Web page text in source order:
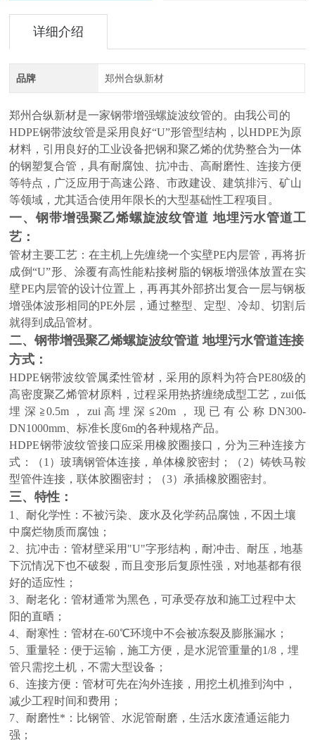
详细介绍
品牌 郑州合纵新材
郑州合纵新材是一家钢带增强螺旋波纹管的。由我公司的
HDPE钢带波纹管是采用良好“U”形管型结构，以HDPE为原
材料，引用良好的工业设备把钢和聚乙烯的优势整合为一体
的钢塑复合管，具有耐腐蚀、抗冲击、高耐磨性、连接方便
等特点，广泛应用于高速公路、市政建设、建筑排污、矿山
等领域，尤其适合使用年限长的大型基础性工程项目。
一、钢带增强聚乙烯螺旋波纹管道 地埋污水管道工
艺：
管材主要工艺：在主机上先缠绕一个实壁PE内层管，再将折
成倒“U”形、涂覆有高性能粘接树脂的钢板增强体放置在实
壁PE内层管的设计位置上，再再其外部挤出复合一层与钢板
增强体波形相同的PE外层，通过整型、定型、冷却、切割后
就得到成品管材。
二、钢带增强聚乙烯螺旋波纹管道 地埋污水管道连接
方式：
HDPE钢带波纹管属柔性管材，采用的原料为符合PE80级的
高密度聚乙烯管材原料，过程采用热挤缠绕成型工艺，zui低
埋深≧0.5m，zui 高埋深≦20m，现已有公称DN300-
DN1000mm、标准长度6m的各种规格产品。
HDPE钢带波纹管接口应采用橡胶圈接口，分为三种连接方
式：（1）玻璃钢管体连接，单体橡胶密封；（2）铸铁马鞍
型管件连接，联体胶圈密封；（3）承插橡胶圈密封。
三、特性：
1、耐化学性：不被污染、废水及化学药品腐蚀，不因土壤
中腐烂物质而腐蚀；
2、抗冲击：管材壁采用"U"字形结构，耐冲击、耐压，地基
下沉情况下也不破裂，而且变形后复原性强，对地基都有很
好的适应性；
3、耐老化：管材通常为黑色，可承受存放和施工过程中太
阳的直晒；
4、耐寒性：管材在-60℃环境中不会被冻裂及膨胀漏水；
5、重量轻：便于运输，施工方便，是水泥管重量的1/8，埋
管只需挖土机，不需大型设备；
6、连接方便：管材可先在沟外连接，用挖土机推到沟中，
减少工程时间和费用；
7、耐磨性*：比钢管、水泥管耐磨，生活水废渣通运能力
强；